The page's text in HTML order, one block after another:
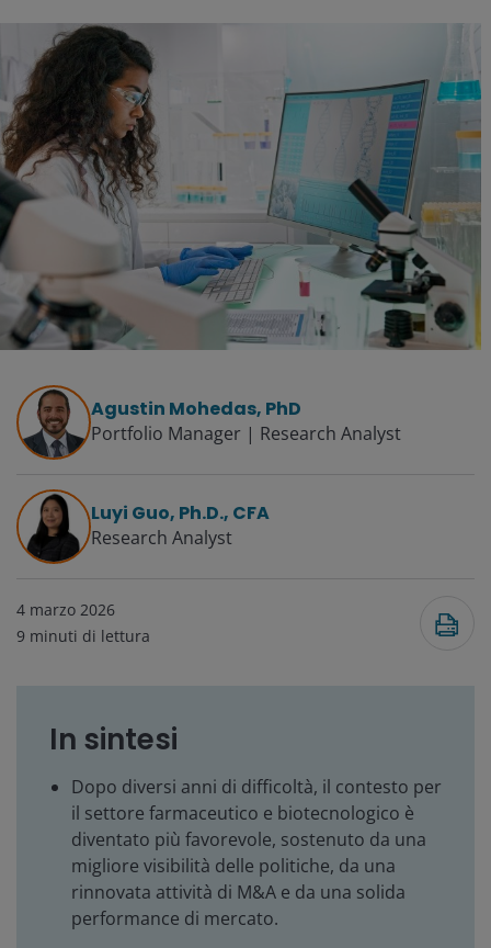
Agustin Mohedas, PhD
Portfolio Manager | Research Analyst
Luyi Guo, Ph.D., CFA
Research Analyst
4 marzo 2026
9 minuti di lettura
In sintesi
Dopo diversi anni di difficoltà, il contesto per
il settore farmaceutico e biotecnologico è
diventato più favorevole, sostenuto da una
migliore visibilità delle politiche, da una
rinnovata attività di M&A e da una solida
performance di mercato.